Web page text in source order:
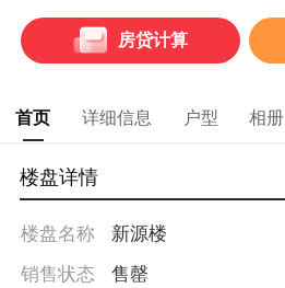
房贷计算
首页 详细信息 户型 相册
楼盘详情
楼盘名称
新源楼
销售状态
售罄